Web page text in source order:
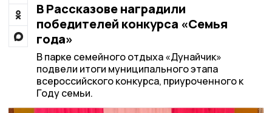
В Рассказове наградили
победителей конкурса «Семья
года»
В парке семейного отдыха «Дунайчик»
подвели итоги муниципального этапа
всероссийского конкурса, приуроченного к
Году семьи.